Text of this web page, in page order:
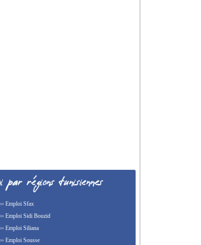
›› Emploi Sfax
›› Emploi Sidi Bouzid
›› Emploi Siliana
›› Emploi Sousse